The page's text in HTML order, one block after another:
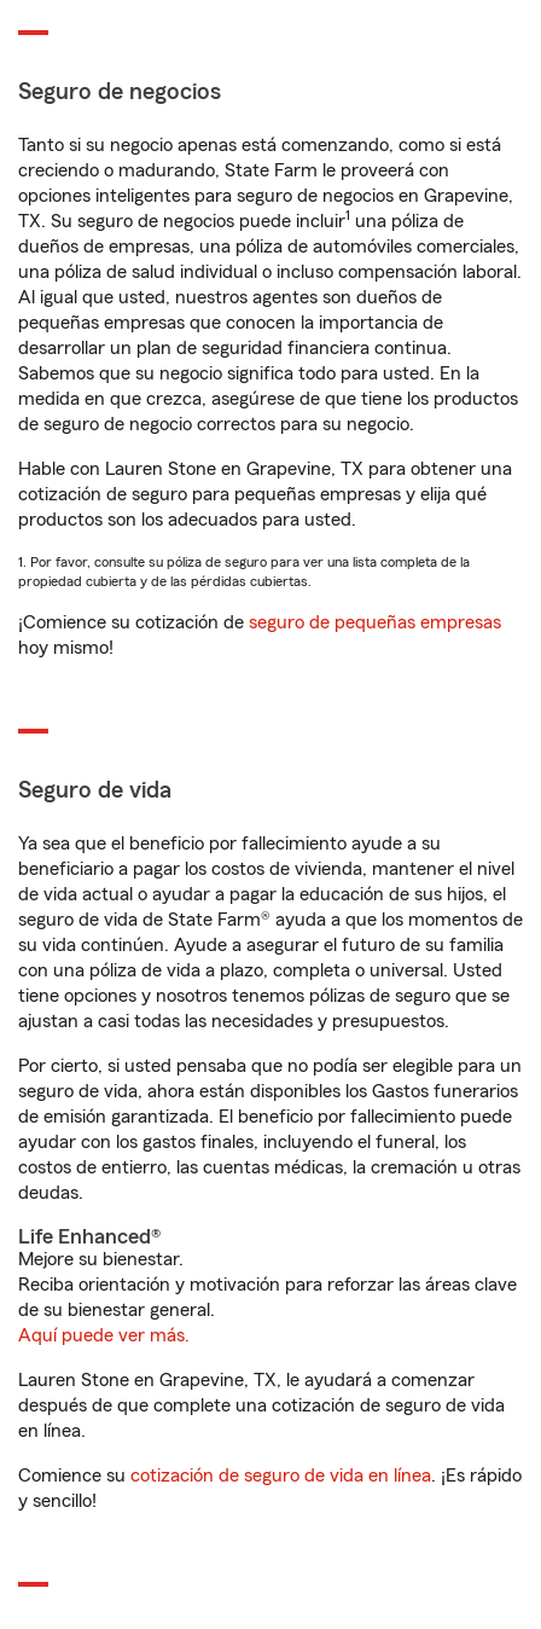
Seguro de negocios
Tanto si su negocio apenas está comenzando, como si está
creciendo o madurando, State Farm le proveerá con
opciones inteligentes para seguro de negocios en Grapevine,
TX. Su seguro de negocios puede incluir1 una póliza de
dueños de empresas, una póliza de automóviles comerciales,
una póliza de salud individual o incluso compensación laboral.
Al igual que usted, nuestros agentes son dueños de
pequeñas empresas que conocen la importancia de
desarrollar un plan de seguridad financiera continua.
Sabemos que su negocio significa todo para usted. En la
medida en que crezca, asegúrese de que tiene los productos
de seguro de negocio correctos para su negocio.
Hable con Lauren Stone en Grapevine, TX para obtener una
cotización de seguro para pequeñas empresas y elija qué
productos son los adecuados para usted.
1. Por favor, consulte su póliza de seguro para ver una lista completa de la
propiedad cubierta y de las pérdidas cubiertas.
¡Comience su cotización de seguro de pequeñas empresas
hoy mismo!
Seguro de vida
Ya sea que el beneficio por fallecimiento ayude a su
beneficiario a pagar los costos de vivienda, mantener el nivel
de vida actual o ayudar a pagar la educación de sus hijos, el
seguro de vida de State Farm® ayuda a que los momentos de
su vida continúen. Ayude a asegurar el futuro de su familia
con una póliza de vida a plazo, completa o universal. Usted
tiene opciones y nosotros tenemos pólizas de seguro que se
ajustan a casi todas las necesidades y presupuestos.
Por cierto, si usted pensaba que no podía ser elegible para un
seguro de vida, ahora están disponibles los Gastos funerarios
de emisión garantizada. El beneficio por fallecimiento puede
ayudar con los gastos finales, incluyendo el funeral, los
costos de entierro, las cuentas médicas, la cremación u otras
deudas.
Life Enhanced®
Mejore su bienestar.
Reciba orientación y motivación para reforzar las áreas clave
de su bienestar general.
Aquí puede ver más.
Lauren Stone en Grapevine, TX, le ayudará a comenzar
después de que complete una cotización de seguro de vida
en línea.
Comience su cotización de seguro de vida en línea. ¡Es rápido
y sencillo!